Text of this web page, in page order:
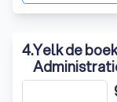
4.Yelk de